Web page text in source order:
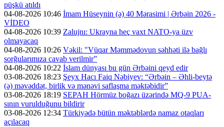
püşkü atıldı
04-08-2026 10:46 İmam Hüseynin (ə) 40 Mərasimi | Ərbəin 2026 -
VİDEO
04-08-2026 10:39 Zalujnı: Ukrayna heç vaxt NATO-ya üzv
olmayacaq
04-08-2026 10:26 Vəkil: "Vüqar Məmmədovun səhhəti ilə bağlı
sorğularımıza cavab verilmir”
04-08-2026 10:22 İslam dünyası bu gün Ərbəini qeyd edir
03-08-2026 18:23 Şeyx Hacı Faiq Nəbiyev: “Ərbəin – Əhli-beytə
(ə) məvəddət, birlik və mənəvi saflaşma məktəbidir”
03-08-2026 18:19 SEPAH Hörmüz boğazı üzərində MQ-9 PUA-
sının vurulduğunu bildirir
03-08-2026 12:34 Türkiyədə bütün məktəblərdə namaz otaqları
açılacaq